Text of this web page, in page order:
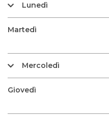
Lunedì
Martedì
Mercoledì
Giovedì